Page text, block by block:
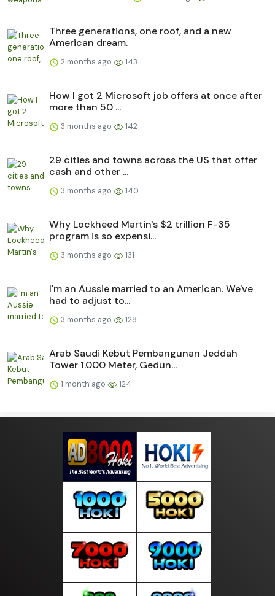
Three generations, one roof, and a new
American dream.
2 months ago 143
How I got 2 Microsoft job offers at once after
more than 50 ...
3 months ago 142
29 cities and towns across the US that offer
cash and other ...
3 months ago 140
Why Lockheed Martin's $2 trillion F-35
program is so expensi...
3 months ago 131
I'm an Aussie married to an American. We've
had to adjust to...
3 months ago 128
Arab Saudi Kebut Pembangunan Jeddah
Tower 1.000 Meter, Gedun...
1 month ago 124